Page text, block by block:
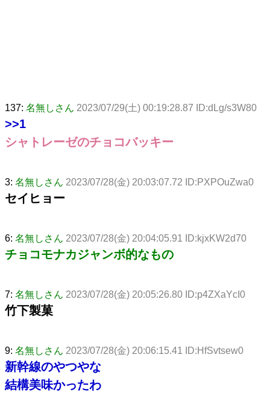
137: 名無しさん 2023/07/29(土) 00:19:28.87 ID:dLg/s3W80
>>1
シャトレーゼのチョコバッキー
3: 名無しさん 2023/07/28(金) 20:03:07.72 ID:PXPOuZwa0
セイヒョー
6: 名無しさん 2023/07/28(金) 20:04:05.91 ID:kjxKW2d70
チョコモナカジャンボ的なもの
7: 名無しさん 2023/07/28(金) 20:05:26.80 ID:p4ZXaYcI0
竹下製菓
9: 名無しさん 2023/07/28(金) 20:06:15.41 ID:HfSvtsew0
新幹線のやつやな
結構美味かったわ